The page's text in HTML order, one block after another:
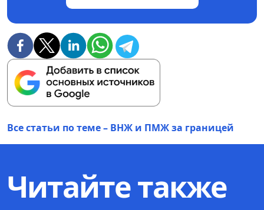
Все статьи по теме – ВНЖ и ПМЖ за границей
Читайте также